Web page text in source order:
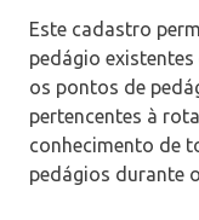
Este cadastro
pedágio
os pontos de
pertencentes à
conhecimento de
pedágios durante